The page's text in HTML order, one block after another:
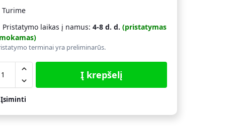
Turime
Pristatymo laikas į namus:4-8 d. d. (pristatymas
terminai yra preliminarūs.
Į krepšelį
Įsiminti